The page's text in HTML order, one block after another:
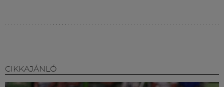
CIKKAJÁNLÓ